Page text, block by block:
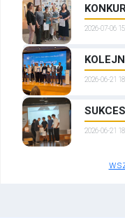
2026-07-06
2026-06-21
2026-06-21